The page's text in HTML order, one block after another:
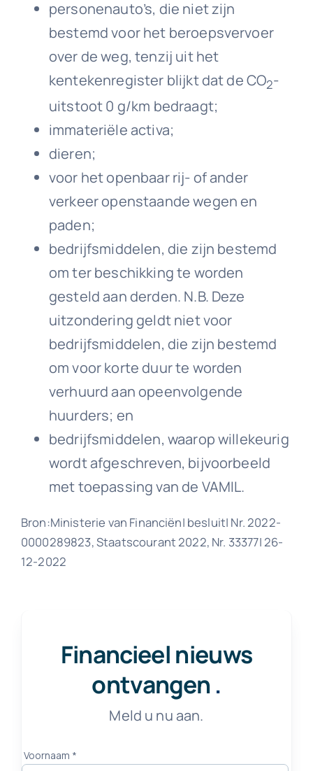
personenauto’s, die niet zijn
bestemd voor het beroepsvervoer
over de weg, tenzij uit het
kentekenregister blijkt dat de CO2-
uitstoot 0 g/km bedraagt;
immateriële activa;
dieren;
voor het openbaar rij- of ander
verkeer openstaande wegen en
paden;
bedrijfsmiddelen, die zijn bestemd
om ter beschikking te worden
gesteld aan derden. N.B. Deze
uitzondering geldt niet voor
bedrijfsmiddelen, die zijn bestemd
om voor korte duur te worden
verhuurd aan opeenvolgende
huurders; en
bedrijfsmiddelen, waarop willekeurig
wordt afgeschreven, bijvoorbeeld
met toepassing van de VAMIL.
Bron:Ministerie van Financiën| besluit| Nr. 2022-
0000289823, Staatscourant 2022, Nr. 33377| 26-
12-2022
Financieel nieuws
ontvangen .
Meld u nu aan.